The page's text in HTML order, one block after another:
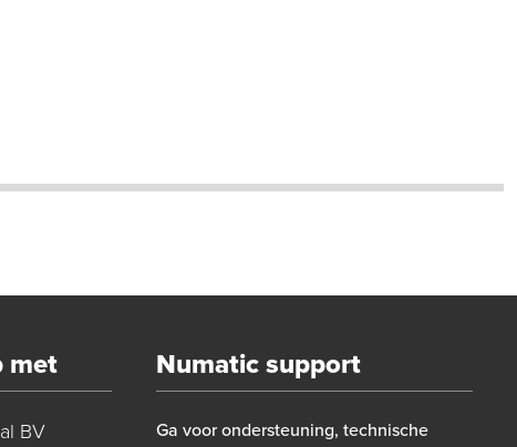
met
BV
Numatic support
Ga voor ondersteuning, technische